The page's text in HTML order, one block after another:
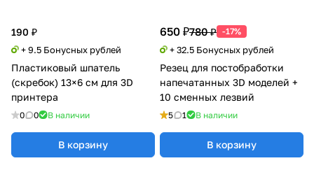
190 ₽
+ 9.5 Бонусных рублей
Пластиковый шпатель
(скребок) 13×6 см для 3D
принтера
0 0 В наличии
В корзину
650 ₽780 ₽ -17%
+ 32.5 Бонусных рублей
Резец для постобработки
напечатанных 3D моделей +
10 сменных лезвий
5 1 В наличии
В корзину